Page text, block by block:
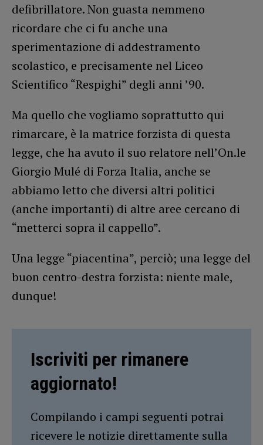
defibrillatore. Non guasta nemmeno
ricordare che ci fu anche una
sperimentazione di addestramento
scolastico, e precisamente nel Liceo
Scientifico “Respighi” degli anni ’90.
Ma quello che vogliamo soprattutto qui
rimarcare, è la matrice forzista di questa
legge, che ha avuto il suo relatore nell’On.le
Giorgio Mulé di Forza Italia, anche se
abbiamo letto che diversi altri politici
(anche importanti) di altre aree cercano di
“metterci sopra il cappello”.
Una legge “piacentina”, perciò; una legge del
buon centro-destra forzista: niente male,
dunque!
Iscriviti per rimanere
aggiornato!
Compilando i campi seguenti potrai
ricevere le notizie direttamente sulla